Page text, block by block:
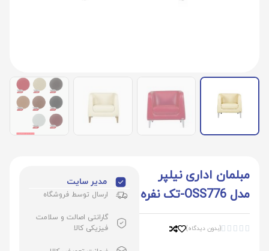
مبلمان اداری نیلپر
مدل OSS776-تک نفره




(بدون دیدگاه)
مدیر سایت
ارسال توسط فروشگاه
گارانتی اصالت و سلامت
فیزیکی کالا